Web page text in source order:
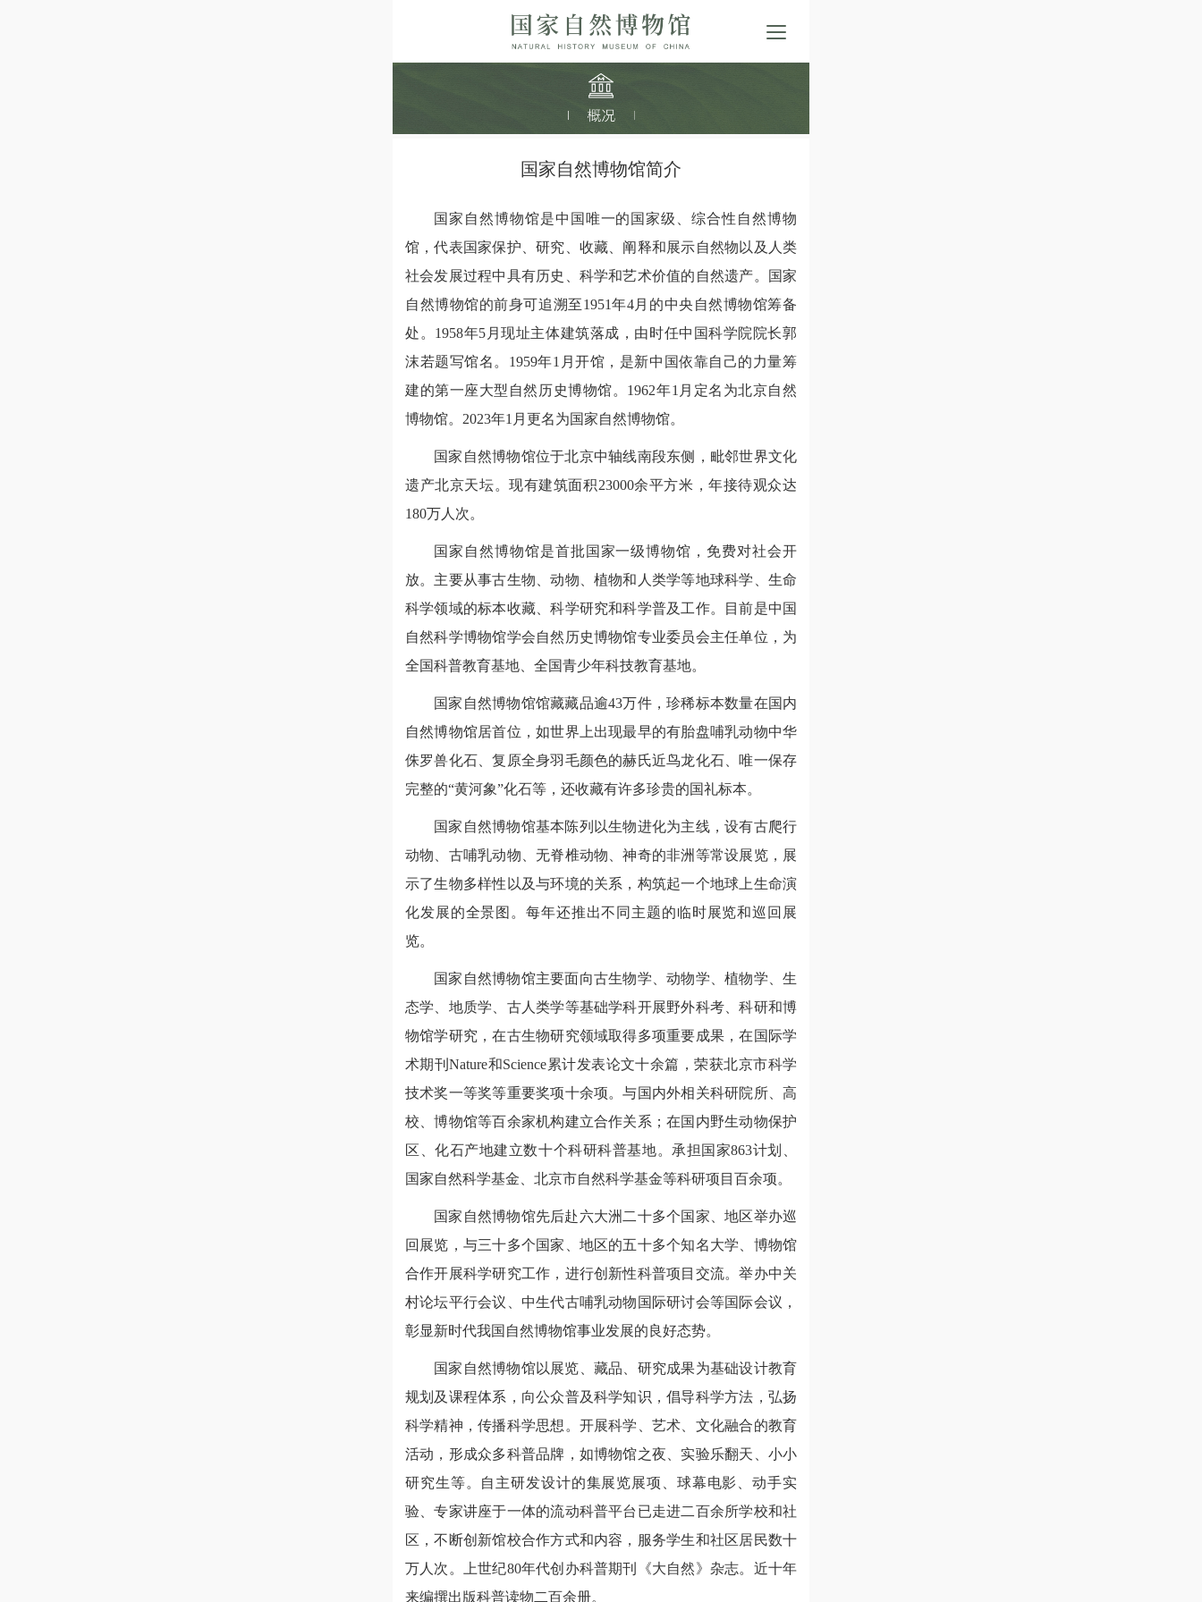
国家自然博物馆简介
国家自然博物馆是中国唯一的国家级、综合性自然博物
馆，代表国家保护、研究、收藏、阐释和展示自然物以及人类
社会发展过程中具有历史、科学和艺术价值的自然遗产。国家
自然博物馆的前身可追溯至1951年4月的中央自然博物馆筹备
处。1958年5月现址主体建筑落成，由时任中国科学院院长郭
沫若题写馆名。1959年1月开馆，是新中国依靠自己的力量筹
建的第一座大型自然历史博物馆。1962年1月定名为北京自然
博物馆。2023年1月更名为国家自然博物馆。
国家自然博物馆位于北京中轴线南段东侧，毗邻世界文化
遗产北京天坛。现有建筑面积23000余平方米，年接待观众达
180万人次。
国家自然博物馆是首批国家一级博物馆，免费对社会开
放。主要从事古生物、动物、植物和人类学等地球科学、生命
科学领域的标本收藏、科学研究和科学普及工作。目前是中国
自然科学博物馆学会自然历史博物馆专业委员会主任单位，为
全国科普教育基地、全国青少年科技教育基地。
国家自然博物馆馆藏藏品逾43万件，珍稀标本数量在国内
自然博物馆居首位，如世界上出现最早的有胎盘哺乳动物中华
侏罗兽化石、复原全身羽毛颜色的赫氏近鸟龙化石、唯一保存
完整的“黄河象”化石等，还收藏有许多珍贵的国礼标本。
国家自然博物馆基本陈列以生物进化为主线，设有古爬行
动物、古哺乳动物、无脊椎动物、神奇的非洲等常设展览，展
示了生物多样性以及与环境的关系，构筑起一个地球上生命演
化发展的全景图。每年还推出不同主题的临时展览和巡回展
览。
国家自然博物馆主要面向古生物学、动物学、植物学、生
态学、地质学、古人类学等基础学科开展野外科考、科研和博
物馆学研究，在古生物研究领域取得多项重要成果，在国际学
术期刊Nature和Science累计发表论文十余篇，荣获北京市科学
技术奖一等奖等重要奖项十余项。与国内外相关科研院所、高
校、博物馆等百余家机构建立合作关系；在国内野生动物保护
区、化石产地建立数十个科研科普基地。承担国家863计划、
国家自然科学基金、北京市自然科学基金等科研项目百余项。
国家自然博物馆先后赴六大洲二十多个国家、地区举办巡
回展览，与三十多个国家、地区的五十多个知名大学、博物馆
合作开展科学研究工作，进行创新性科普项目交流。举办中关
村论坛平行会议、中生代古哺乳动物国际研讨会等国际会议，
彰显新时代我国自然博物馆事业发展的良好态势。
国家自然博物馆以展览、藏品、研究成果为基础设计教育
规划及课程体系，向公众普及科学知识，倡导科学方法，弘扬
科学精神，传播科学思想。开展科学、艺术、文化融合的教育
活动，形成众多科普品牌，如博物馆之夜、实验乐翻天、小小
研究生等。自主研发设计的集展览展项、球幕电影、动手实
验、专家讲座于一体的流动科普平台已走进二百余所学校和社
区，不断创新馆校合作方式和内容，服务学生和社区居民数十
万人次。上世纪80年代创办科普期刊《大自然》杂志。近十年
来编撰出版科普读物二百余册。